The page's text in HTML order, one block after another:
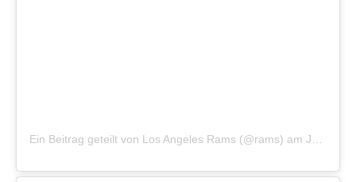
Ein Beitrag geteilt von Los Angeles Rams (@rams) am Jan 22, 2019 um 7:33 PST